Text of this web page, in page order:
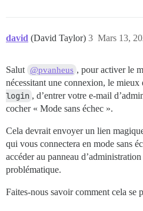
david (David Taylor) Mars 13,
3
Salut @pvanheus , pour activer le
nécessitant une connexion, le mieux
login , d’entrer votre e-mail
cocher « Mode sans échec ».
Cela devrait envoyer un lien
qui vous connectera en mode sans
accéder au panneau
problématique.
Faites-nous savoir comment cela se